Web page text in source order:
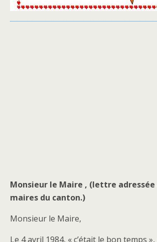
Monsieur le Maire , (lettre adressée
maires du canton.)
Monsieur le Maire,
Le 4 avril 1984, « c’était le bon temps